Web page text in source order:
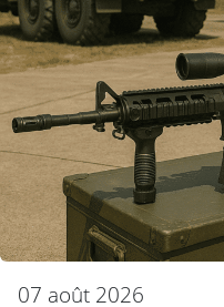
07 août 2026